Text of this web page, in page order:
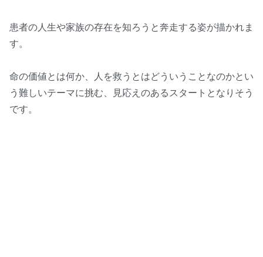
患者の人生や家族の存在を知ろうと奔走する姿が描かれま
す。
命の価値とは何か、人を救うとはどういうことなのかとい
う難しいテーマに挑む、見応えのあるスタートとなりそう
です。